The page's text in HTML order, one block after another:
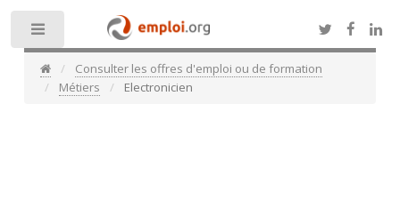
Consulter les offres d'emploi ou de formation
Métiers
Electronicien
Toggle